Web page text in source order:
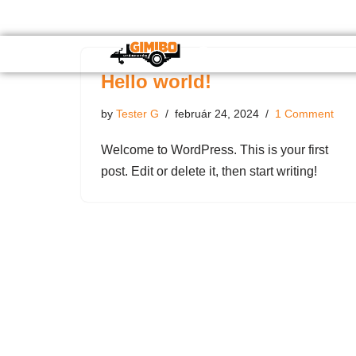
Hello world!
by Tester G február 24, 2024 1 Comment
Welcome to WordPress. This is your first
post. Edit or delete it, then start writing!